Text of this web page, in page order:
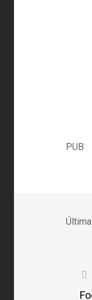
PUB